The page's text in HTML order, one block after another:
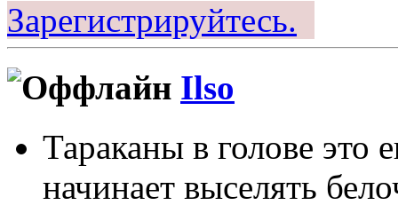
Зарегистрируйтесь.
Ilso
Тараканы в голове это
начинает выселять